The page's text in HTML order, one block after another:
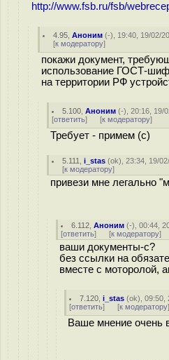
http://www.fsb.ru/fsb/
4.95 ,Аноним (-), 19:40, 19/02/
[к модератору]
покажи документ,
использование ГОСТ-
на территории РФ
5.100 ,Аноним (-), 20:16, 19/
[ответить] [к модератору]
Требует - примем (с)
5.111 ,i_stas (ok), 23:34, 19/
[к модератору]
привези мне легально
6.112 ,Аноним (-), 00:44,
[ответить] [к модератору]
ваши документы-с?
без ссылки на
вместе с моторолой,
7.120 ,i_stas (ok), 09:50,
[ответить] [к модератору]
Ваше мнение очень